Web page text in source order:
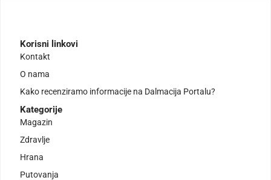
Korisni linkovi
Kontakt
O nama
Kako recenziramo informacije na Dalmacija Portalu?
Kategorije
Magazin
Zdravlje
Hrana
Putovanja